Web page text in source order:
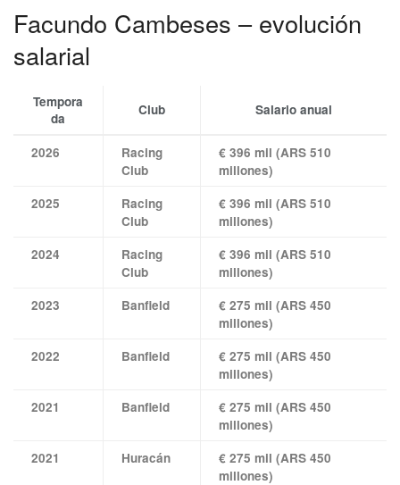
Facundo Cambeses – evolución
salarial
Tempora
da
Club Salario anual
2026
Racing
Club
€ 396 mil (ARS 510
millones)
2025
Racing
Club
€ 396 mil (ARS 510
millones)
2024
Racing
Club
€ 396 mil (ARS 510
millones)
2023
Banfield
€ 275 mil (ARS 450
millones)
2022
Banfield
€ 275 mil (ARS 450
millones)
2021
Banfield
€ 275 mil (ARS 450
millones)
2021
Huracán
€ 275 mil (ARS 450
millones)